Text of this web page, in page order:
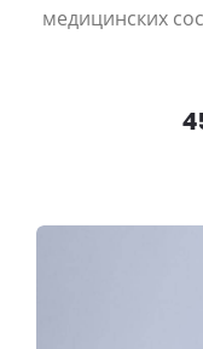
медицинских